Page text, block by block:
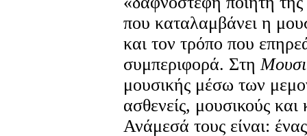
που καταλαμβάνει η
και τον τρόπο που
συμπεριφορά. Στη
μουσικής μέσω των
ασθενείς, μουσικούς
Ανάμεσά τους είναι: